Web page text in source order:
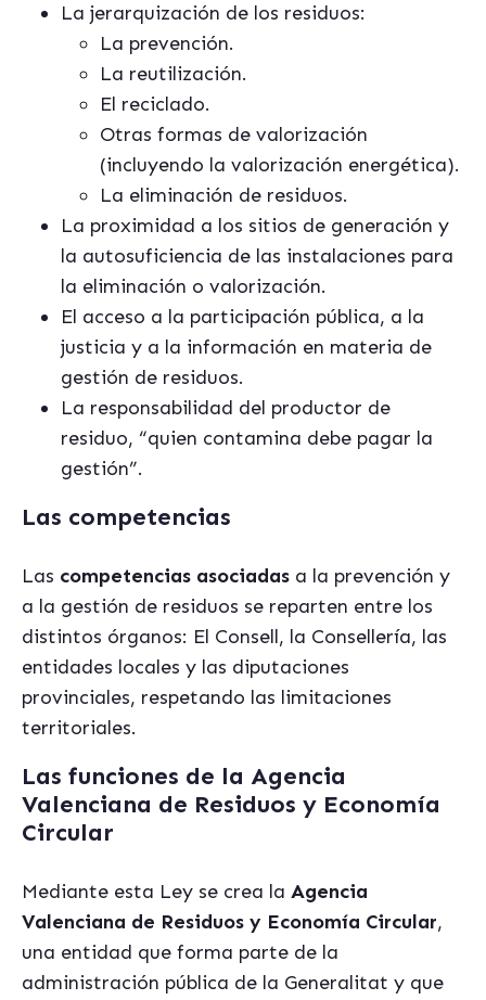
La jerarquización de los residuos:
La prevención.
La reutilización.
El reciclado.
Otras formas de valorización
(incluyendo la valorización energética).
La eliminación de residuos.
La proximidad a los sitios de generación y
la autosuficiencia de las instalaciones para
la eliminación o valorización.
El acceso a la participación pública, a la
justicia y a la información en materia de
gestión de residuos.
La responsabilidad del productor de
residuo, “quien contamina debe pagar la
gestión”.
Las competencias
Las competencias asociadas a la prevención y
a la gestión de residuos se reparten entre los
distintos órganos: El Consell, la Consellería, las
entidades locales y las diputaciones
provinciales, respetando las limitaciones
territoriales.
Las funciones de la Agencia
Valenciana de Residuos y Economía
Circular
Mediante esta Ley se crea la Agencia
Valenciana de Residuos y Economía Circular,
una entidad que forma parte de la
administración pública de la Generalitat y que